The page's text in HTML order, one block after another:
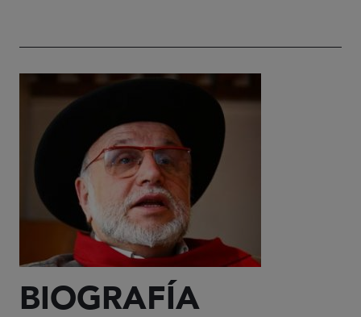
BIOGRAFÍA